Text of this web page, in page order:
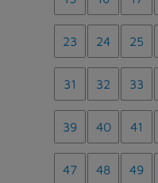
23 24 25
31 32 33
39 40 41
47 48 49